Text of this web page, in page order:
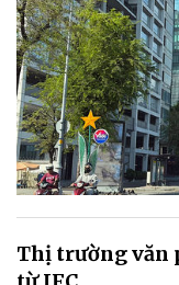
Thị trường văn